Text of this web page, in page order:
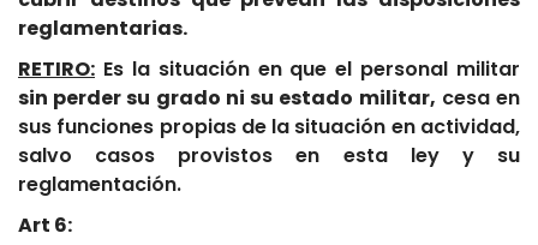
reglamentarias.
RETIRO: Es la situación en que el personal militar
sin perder su grado ni su estado militar, cesa en
sus funciones propias de la situación en actividad,
salvo casos provistos en esta ley y su
reglamentación.
Art 6: